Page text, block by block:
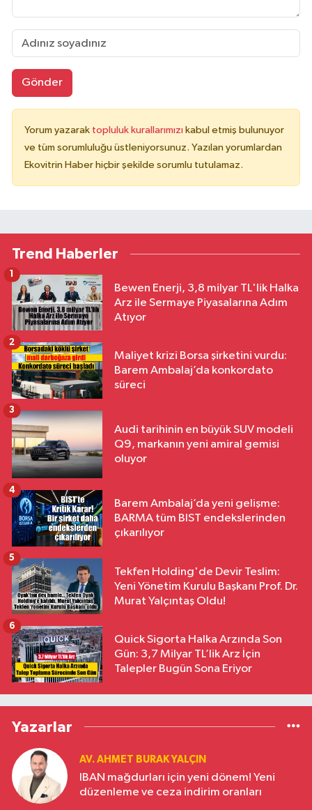
Gönder
Yorum yazarak topluluk kurallarımızı kabul etmiş bulunuyor
ve tüm sorumluluğu üstleniyorsunuz. Yazılan yorumlardan
Ekovitrin Haber hiçbir şekilde sorumlu tutulamaz.
Trend Haberler
Bewen Enerji, 3,8 milyar TL'lik Halka
Arz ile Sermaye Piyasalarına Adım
Atıyor
1
Maliyet krizi Borsa şirketini vurdu:
Barem Ambalaj’da konkordato
süreci
2
Audi tarihinin en büyük SUV modeli
Q9, markanın yeni amiral gemisi
oluyor
3
Barem Ambalaj’da yeni gelişme:
BARMA tüm BIST endekslerinden
çıkarılıyor
4
Tekfen Holding'de Devir Teslim:
Yeni Yönetim Kurulu Başkanı Prof. Dr.
Murat Yalçıntaş Oldu!
5
Quick Sigorta Halka Arzında Son
Gün: 3,7 Milyar TL’lik Arz İçin
Talepler Bugün Sona Eriyor
6
Yazarlar
AV. AHMET BURAK YALÇIN
IBAN mağdurları için yeni dönem! Yeni
düzenleme ve ceza indirim oranları